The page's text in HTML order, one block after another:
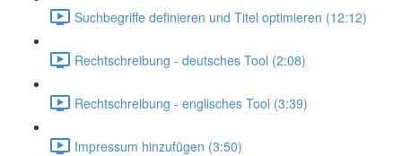
Suchbegriffe definieren und Titel optimieren (12:12)
Rechtschreibung - deutsches Tool (2:08)
Rechtschreibung - englisches Tool (3:39)
Impressum hinzufügen (3:50)